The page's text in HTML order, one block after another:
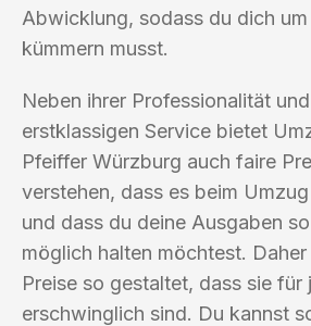
Abwicklung, sodass du dich
kümmern musst.
Neben ihrer Professionalität
erstklassigen Service bietet
Pfeiffer Würzburg auch faire
verstehen, dass es beim
und dass du deine Ausgaben
möglich halten möchtest.
Preise so gestaltet, dass sie für
erschwinglich sind. Du kannst